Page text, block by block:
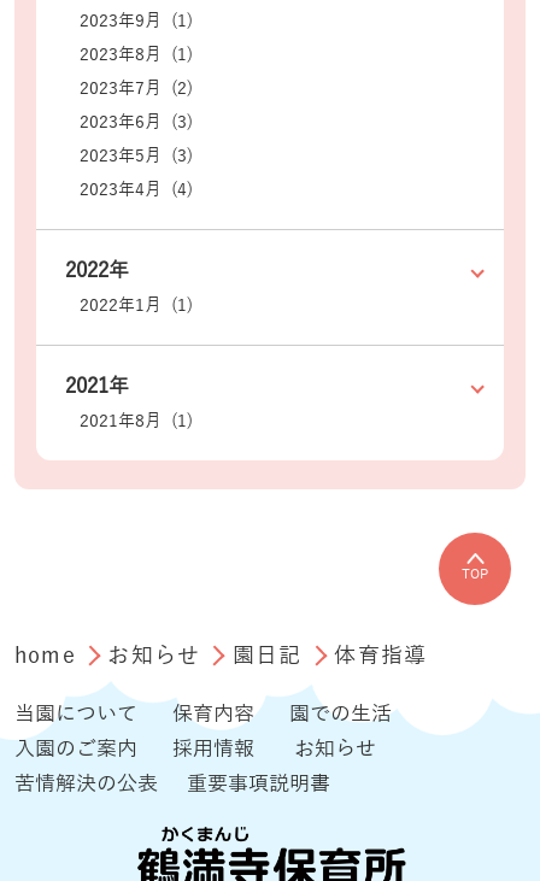
2023年9月 (1)
2023年8月 (1)
2023年7月 (2)
2023年6月 (3)
2023年5月 (3)
2023年4月 (4)
2022年
2022年1月 (1)
2021年
2021年8月 (1)
TOP
home お知らせ 園日記 体育指導
当園について 保育内容
園での生活
入園のご案内
採用情報
お知らせ
苦情解決の公表
重要事項説明書